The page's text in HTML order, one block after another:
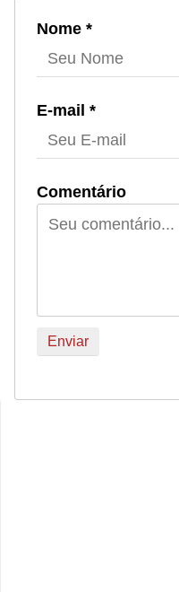
Nome *
E-mail *
Comentário